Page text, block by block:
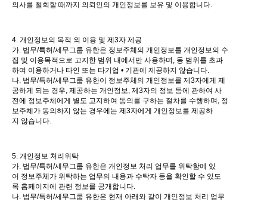
의사를 철회할 때까지 의뢰인의 개인정보를 보유 및 이용합니다.
4. 개인정보의 목적 외 이용 및 제3자 제공
가. 법무/특허/세무그룹 유한은 정보주체의 개인정보를 개인정보의 수
집 및 이용목적으로 고지한 범위 내에서만 사용하며, 동 범위를 초과
하여 이용하거나 타인 또는 타기업 • 기관에 제공하지 않습니다.
나. 법무/특허/세무그룹 유한이 정보주체의 개인정보를 제3자에게 제
공하게 되는 경우, 제공하는 개인정보, 제3자의 정보 등에 관하여 사
전에 정보주체에게 별도 고지하여 동의를 구하는 절차를 수행하며, 정
보주체가 동의하지 않는 경우에는 제3자에게 개인정보를 제공하
지 않습니다.
5. 개인정보 처리위탁
가. 법무/특허/세무그룹 유한은 개인정보 처리 업무를 위탁함에 있
어 정보주체가 위탁하는 업무의 내용과 수탁자 등을 확인할 수 있도
록 홈페이지에 관련 정보를 공개합니다.
나. 법무/특허/세무그룹 유한은 현재 아래와 같이 개인정보 처리 업무